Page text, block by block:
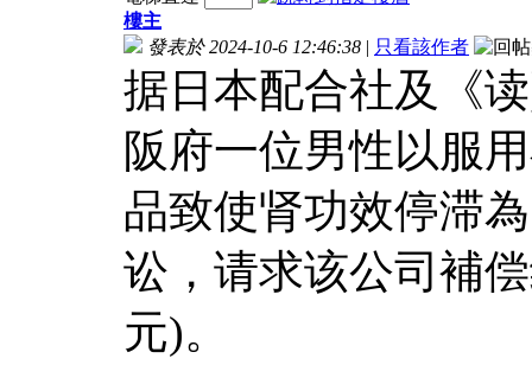
樓主
發表於 2024-10-6 12:46:38 | 只看該作者
据日本配合社及《
阪府一位男性以服
品致使肾功效停滞
讼，请求该公司補
元)。